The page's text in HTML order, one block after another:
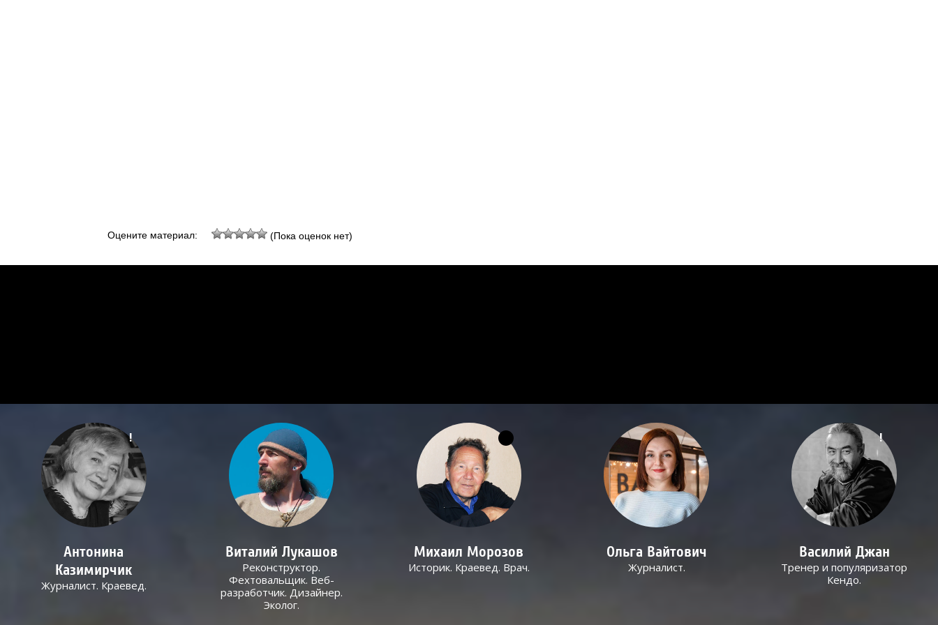
Оцените материал: (Пока оценок нет)
!
Антонина
Казимирчик
Журналист. Краевед.
Виталий Лукашов
Реконструктор.
Фехтовальщик. Веб-
разработчик. Дизайнер.
Эколог.
Михаил Морозов
Историк. Краевед. Врач.
Ольга Вайтович
Журналист.
!
Василий Джан
Тренер и популяризатор
Кендо.